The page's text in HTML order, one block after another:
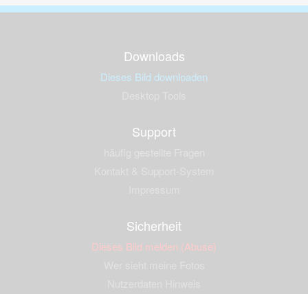
Downloads
Dieses Bild downloaden
Support
Sicherheit
Dieses Bild melden (Abuse)